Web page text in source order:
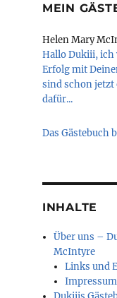
MEIN
Helen Mary
Hallo Dukiii, ich
Erfolg mit
sind schon jetzt
dafür...
Das Gästebuch
INHALTE
Über uns –
McIntyre
Links und
Impressum